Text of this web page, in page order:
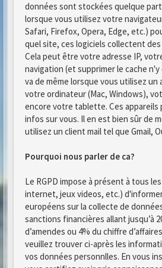
données sont stockées quelque
lorsque vous utilisez votre
Safari, Firefox, Opera, Edge, etc.)
quel site, ces logiciels collectent
Cela peut être votre adresse IP,
navigation (et supprimer le cache n'y
va de même lorsque vous utilisez un
votre ordinateur (Mac, Windows),
encore votre tablette. Ces
infos sur vous. Il en est bien sûr de
utilisez un client mail tel que Gmail,
Pourquoi nous parler de ca?
Le RGPD impose à présent à tous
internet, jeux videos, etc.)
européens sur la collecte de
sanctions financières allant jusqu’à
d’amendes ou 4% du chiffre
veuillez trouver ci-après les
vos données personnlles. En vous